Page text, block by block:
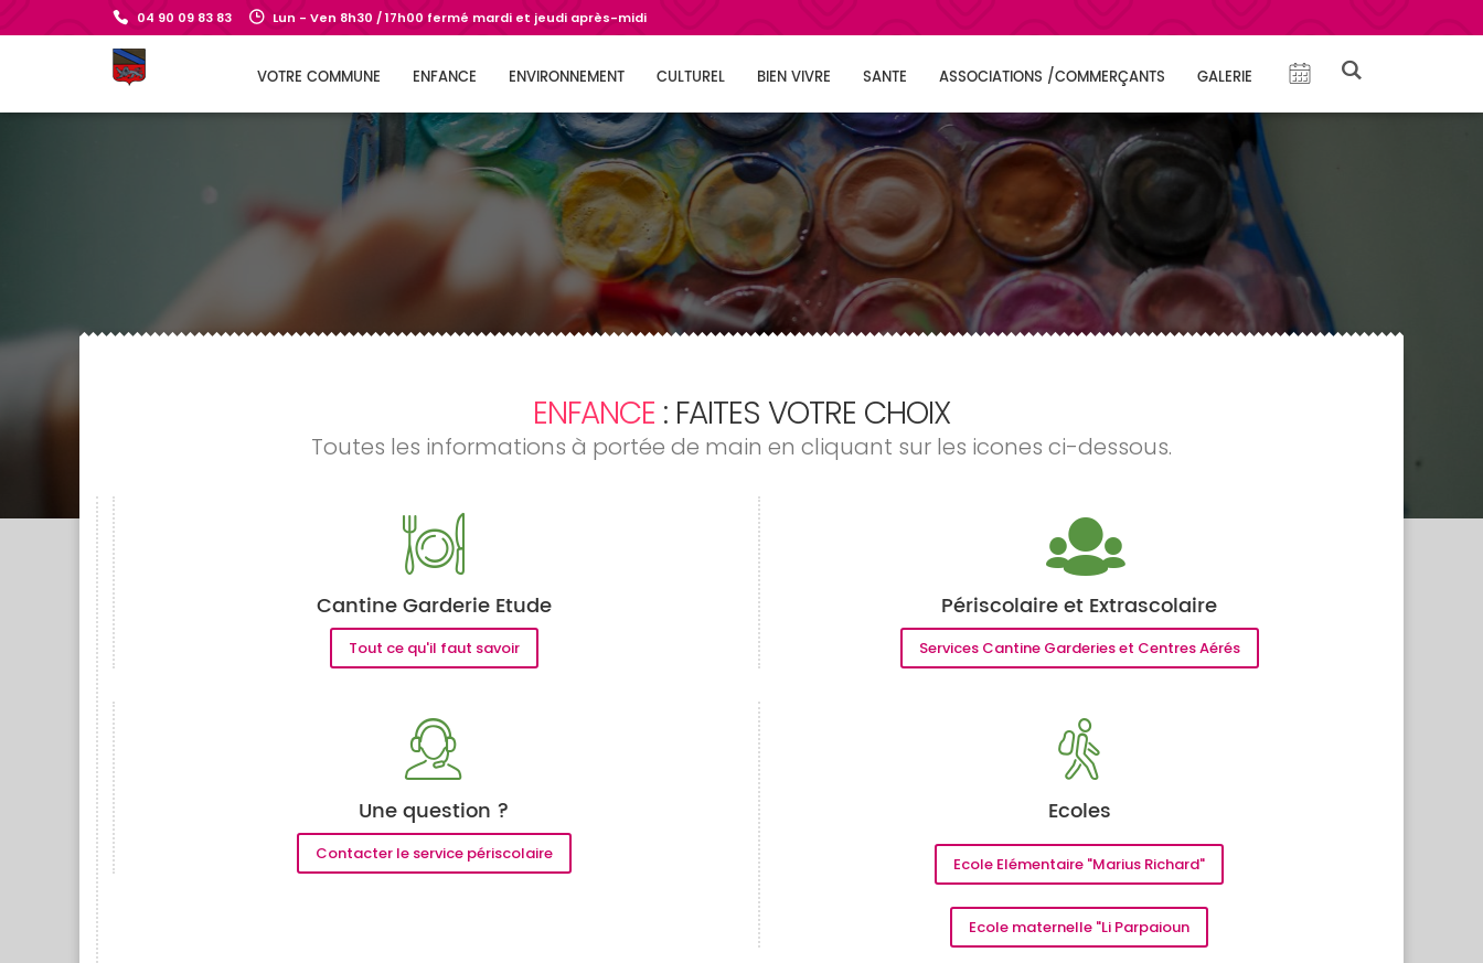
04 90 09 83 83 Lun - Ven 8h30 / 17h00 fermé mardi et jeudi après-midi
VOTRE COMMUNE ENFANCE ENVIRONNEMENT CULTUREL BIEN VIVRE SANTE ASSOCIATIONS /COMMERÇANTS GALERIE
ENFANCE : FAITES VOTRE CHOIX
Toutes les informations à portée de main en cliquant sur les icones ci-dessous.
Cantine Garderie Etude
Tout ce qu'il faut savoir
Périscolaire et Extrascolaire
Services Cantine Garderies et Centres Aérés
Une question ?
Contacter le service périscolaire
Ecoles
Ecole Elémentaire "Marius Richard"
Ecole maternelle "Li Parpaioun